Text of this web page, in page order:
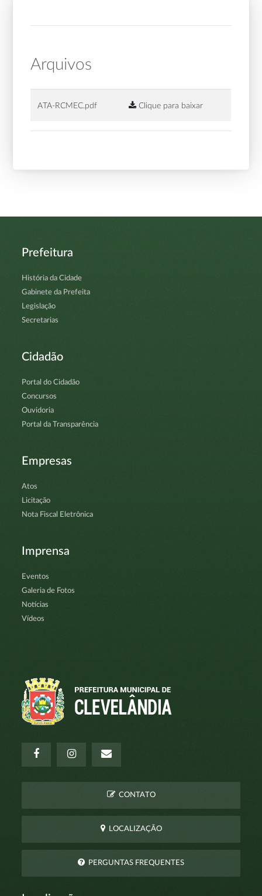
Arquivos
ATA-RCMEC.pdf Clique para baixar
Prefeitura
História da Cidade
Gabinete da Prefeita
Legislação
Secretarias
Cidadão
Portal do Cidadão
Concursos
Ouvidoria
Portal da Transparência
Empresas
Atos
Licitação
Nota Fiscal Eletrônica
Imprensa
Eventos
Galeria de Fotos
Notícias
Vídeos
CONTATO
LOCALIZAÇÃO
PERGUNTAS FREQUENTES